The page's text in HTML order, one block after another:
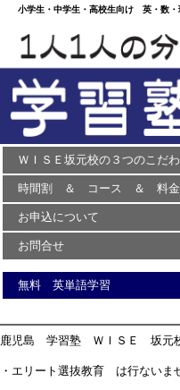
小学生・中学生・高校生向け 英・数
ＷＩＳＥ坂元校の３つのこだわ
時間割 ＆ コース ＆ 料金
お申込について
お問合せ
無料 英単語学習
鹿児島 学習塾 ＷＩＳＥ 坂元校
・エリート選抜教育 は行ないま